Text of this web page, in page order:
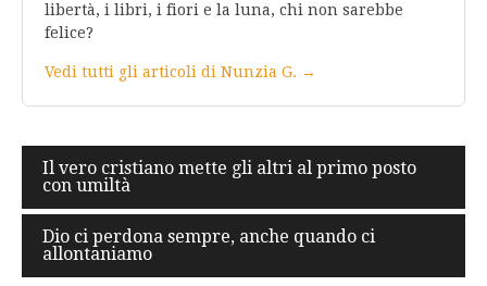
libertà, i libri, i fiori e la luna, chi non sarebbe
felice?
Vedi tutti gli articoli di Nunzia G. →
Navigazione
articoli
Il vero cristiano mette gli altri al primo posto
con umiltà
Dio ci perdona sempre, anche quando ci
allontaniamo